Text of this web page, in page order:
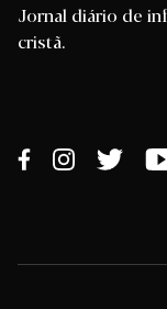
Jornal diário de
cristã.